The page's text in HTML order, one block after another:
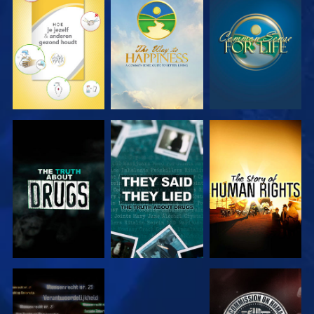
KIJK KIJK KIJK
KIJK KIJK
KIJK KIJK